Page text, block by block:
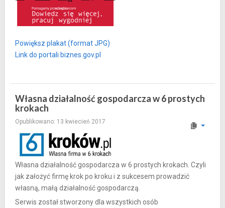
Powiększ plakat (format JPG)
Link do portali biznes.gov.pl
Własna działalność gospodarcza w 6 prostych
krokach
Opublikowano: 13 kwiecień 2017
Własna działalność gospodarcza w 6 prostych krokach. Czyli
jak założyć firmę krok po kroku i z sukcesem prowadzić
własną, małą działalność gospodarczą.
Serwis został stworzony dla wszystkich osób